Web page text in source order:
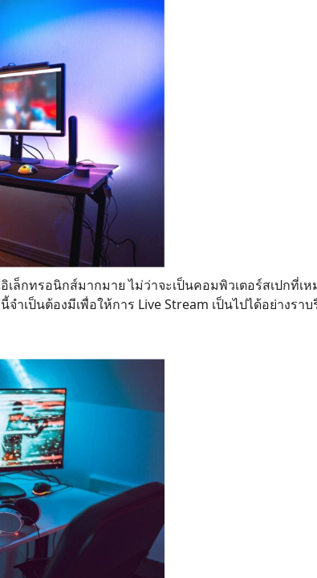
Search
for:
ล็กทรอนิกส์มากมาย ไม่ว่าจะเป็นคอมพิวเตอร์สเปกที่เ
เป็นต้องมีเพื่อให้การ Live Stream เป็นไปได้อย่างรา